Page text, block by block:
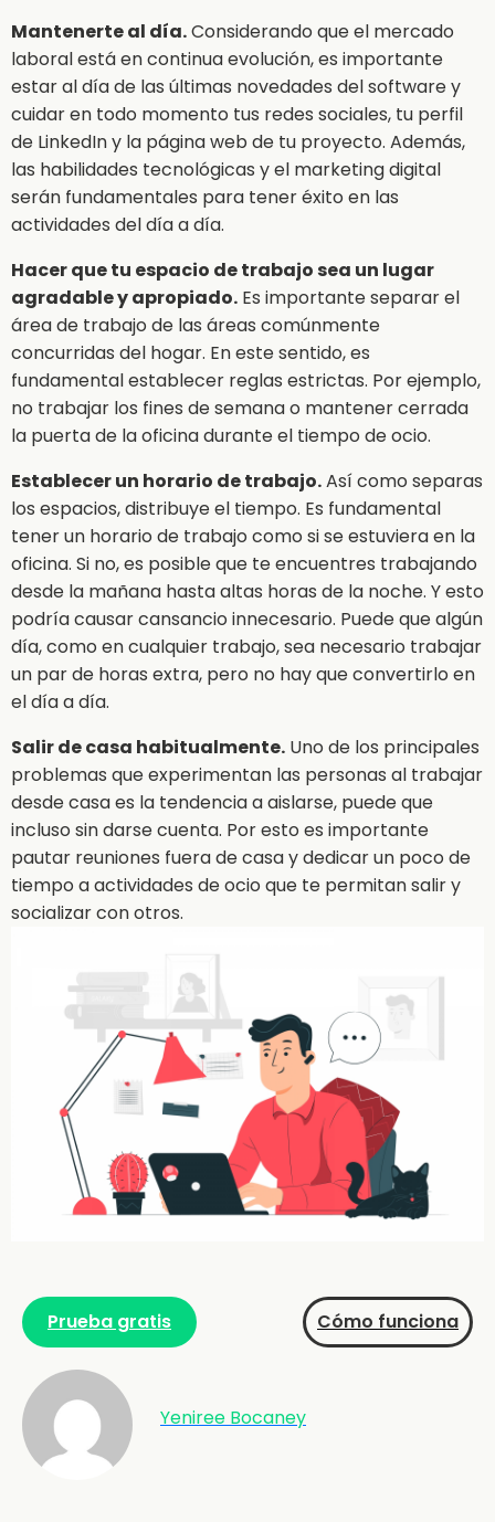
Mantenerte al día.Considerando que el mercado
laboral está en continua evolución, es importante
estar al día de las últimas novedades del software y
cuidar en todo momento tus redes sociales, tu perfil
de LinkedIn y la página web de tu proyecto. Además,
las habilidades tecnológicas y el marketing digital
serán fundamentales para tener éxito en las
actividades del día a día.
Hacer que tu espacio de trabajo sea un lugar
agradable y apropiado. Es importante separar el
área de trabajo de las áreas comúnmente
concurridas del hogar. En este sentido, es
fundamental establecer reglas estrictas. Por ejemplo,
no trabajar los fines de semana o mantener cerrada
la puerta de la oficina durante el tiempo de ocio.
Establecer un horario de trabajo.Así como separas
los espacios, distribuye el tiempo. Es fundamental
tener un horario de trabajo como si se estuviera en la
oficina. Si no, es posible que te encuentres trabajando
desde la mañana hasta altas horas de la noche. Y esto
podría causar cansancio innecesario. Puede que algún
día, como en cualquier trabajo, sea necesario trabajar
un par de horas extra, pero no hay que convertirlo en
el día a día.
Salir de casa habitualmente. Uno de los principales
problemas que experimentan las personas al trabajar
desde casa es la tendencia a aislarse, puede que
incluso sin darse cuenta. Por esto es importante
pautar reuniones fuera de casa y dedicar un poco de
tiempo a actividades de ocio que te permitan salir y
socializar con otros.
Prueba gratis Cómo funciona
Yeniree Bocaney